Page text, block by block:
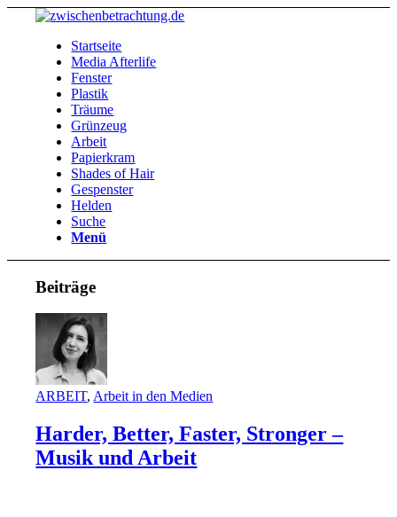
Startseite
Media Afterlife
Fenster
Plastik
Träume
Grünzeug
Arbeit
Papierkram
Shades of Hair
Gespenster
Helden
Suche
Menü
Beiträge
ARBEIT,Arbeit in den Medien
Harder, Better, Faster, Stronger –
Musik und Arbeit